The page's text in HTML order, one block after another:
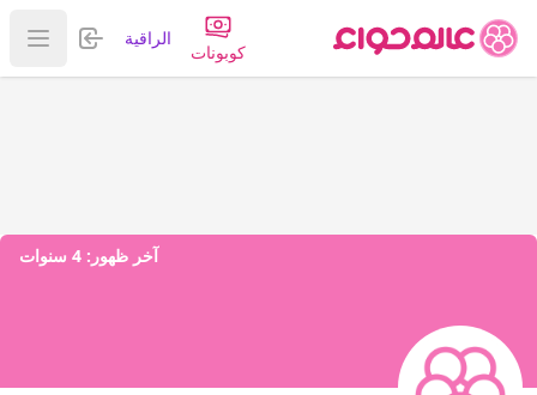
كوبونات
الراقية تسجيل
عرض
آخر ظهور: 4 سنوات